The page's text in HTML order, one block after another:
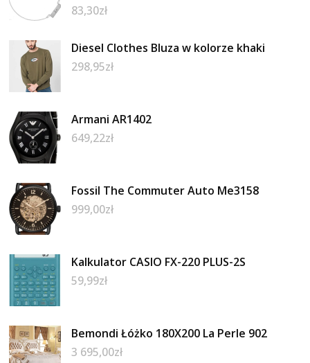
83,30zł
Diesel Clothes Bluza w kolorze khaki
298,95zł
Armani AR1402
649,22zł
Fossil The Commuter Auto Me3158
999,00zł
Kalkulator CASIO FX-220 PLUS-2S
59,99zł
Bemondi Łóżko 180X200 La Perle 902
3 695,00zł